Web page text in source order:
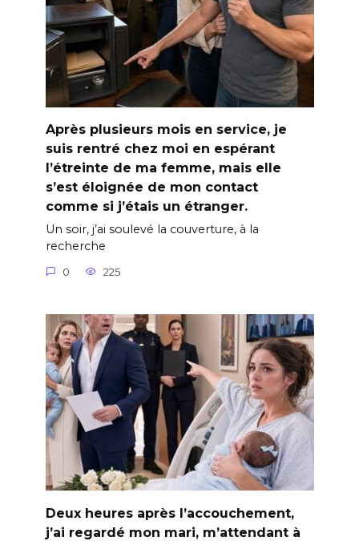
Après plusieurs mois en service, je
suis rentré chez moi en espérant
l’étreinte de ma femme, mais elle
s’est éloignée de mon contact
comme si j’étais un étranger.
Un soir, j’ai soulevé la couverture, à la
recherche
0 225
Deux heures après l’accouchement,
j’ai regardé mon mari, m’attendant à